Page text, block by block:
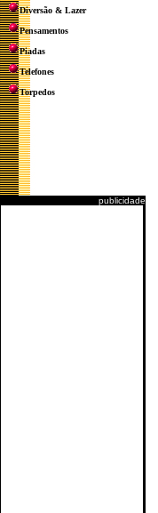
Diversão & Lazer
Pensamentos
Piadas
Telefones
Torpedos
publicidade